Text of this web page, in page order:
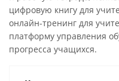
цифровую книгу для
онлайн-тренинг для
платформу управления
прогресса учащихся.